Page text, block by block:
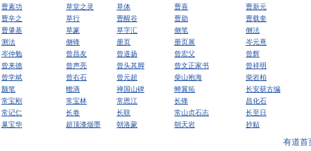
曹素功
草堂之灵 草体 曹喜
曹新元
曹辛之
草行 曹醒谷 曹勋
曹载奎
曹肇基
草篆 草字汇 侧笔
侧法
测法
侧锋 册页 册页展
岑元熹
岑仲勉
曾昌友 曾道扬 曾宏父
曾辉
曾来德
曾声亮 曾头其脚 曾文正家书
曾祥明
曾学斌
曾右石 曾元超 柴山抱海
柴岩柏
颤笔
蟾滴 禅国山碑 蝉翼拓
长安获古编
常宝刚
常宝林 常恩江 长锋
昌化石
常记仁
长卷 长联 常山贞石志
长至日
巢宝华
超顶漆烟墨 朝洛蒙 朝天岩 抄贴
有道首